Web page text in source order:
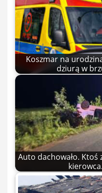
Koszmar na
dziurą w
Auto dachowało. Ktoś